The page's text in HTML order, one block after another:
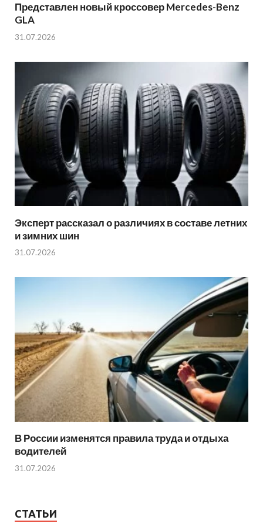
Представлен новый кроссовер Mercedes-Benz
GLA
31.07.2026
Эксперт рассказал о различиях в составе летних
и зимних шин
31.07.2026
В России изменятся правила труда и отдыха
водителей
31.07.2026
СТАТЬИ